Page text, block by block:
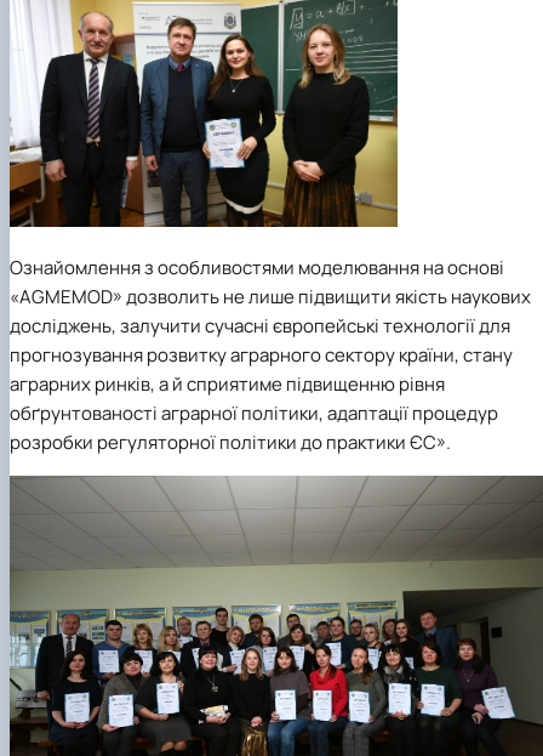
Ознайомлення з особливостями моделювання на основі
«AGMEMOD» дозволить не лише підвищити якість наукових
досліджень, залучити сучасні європейські технології для
прогнозування розвитку аграрного сектору країни, стану
аграрних ринків, а й сприятиме підвищенню рівня
обґрунтованості аграрної політики, адаптації процедур
розробки регуляторної політики до практики ЄС».